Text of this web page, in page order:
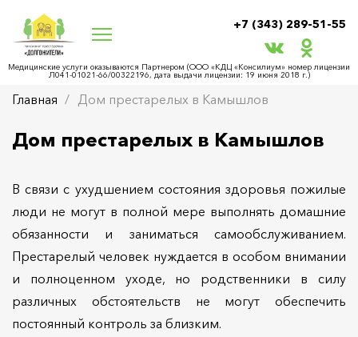
+7 (343) 289-51-55
Медицинские услуги оказываются Партнером (ООО «КДЦ «Консилиум» номер лицензии
Л041-01021-66/00322196, дата выдачи лицензии: 19 июня 2018 г.)
Главная Дом престарелых в Камышлов
Дом престарелых в Камышлов
В связи с ухудшением состояния здоровья пожилые
люди не могут в полной мере выполнять домашние
обязанности и заниматься самообслуживанием.
Престарелый человек нуждается в особом внимании
и полноценном уходе, но родственники в силу
различных обстоятельств не могут обеспечить
постоянный контроль за близким.